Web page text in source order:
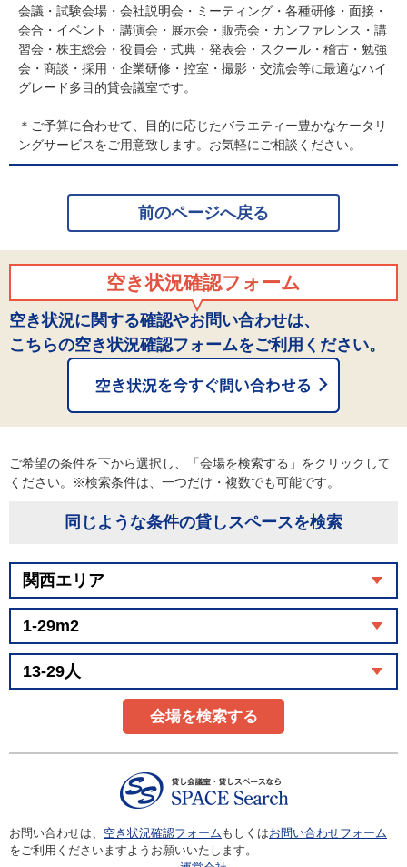
会議・試験会場・会社説明会・ミーティング・各種研修・面接・
会合・イベント・講演会・展示会・販売会・カンファレンス・講
習会・株主総会・役員会・式典・発表会・スクール・稽古・勉強
会・商談・採用・企業研修・控室・撮影・交流会等に最適なハイ
グレード多目的貸会議室です。
＊ご予算に合わせて、目的に応じたバラエティー豊かなケータリ
ングサービスをご用意致します。お気軽にご相談ください。
前のページへ戻る
空き状況確認フォーム
空き状況に関する確認やお問い合わせは、
こちらの空き状況確認フォームをご利用ください。
ご希望の条件を下から選択し、「会場を検索する」をクリックして
ください。※検索条件は、一つだけ・複数でも可能です。
同じような条件の貸しスペースを検索
会場を検索する
お問い合わせは、 空き状況確認フォーム もしくはお問い合わせフォーム
をご利用くださいますようお願いいたします。